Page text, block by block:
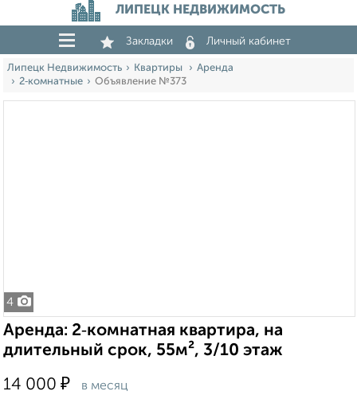
ЛИПЕЦК НЕДВИЖИМОСТЬ
Закладки Личный кабинет
Липецк Недвижимость Квартиры
Аренда
2‑комнатные
Объявление №373
4
Аренда: 2‑комнатная квартира, на
длительный срок, 55м², 3/10 этаж
14 000 ₽ в месяц